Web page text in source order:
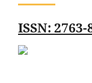
ISSN: 2763-